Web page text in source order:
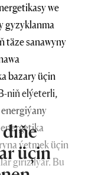
we
gyzyklanma
täze sanawyny
bazary üçin
niň elýeterli,
ýetmek üçin
girizilýär. Bu
üçin